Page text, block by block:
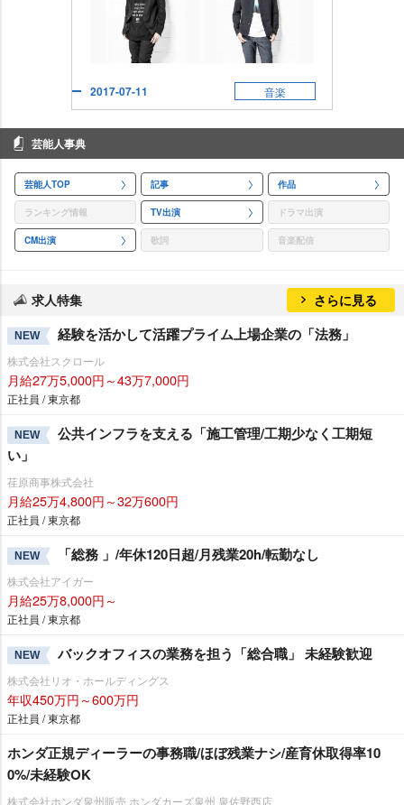
2017-07-11 音楽
芸能人事典
芸能人TOP 記事 作品
ランキング情報 TV出演 ドラマ出演
CM出演 歌詞 音楽配信
求人特集 さらに見る
NEW 経験を活かして活躍プライム上場企業の「法務」
株式会社スクロール
月給27万5,000円～43万7,000円
正社員 / 東京都
NEW
公共インフラを支える「施工管理/工期少なく工期短
い」
荏原商事株式会社
月給25万4,800円～32万600円
正社員 / 東京都
NEW 「総務 」/年休120日超/月残業20h/転勤なし
株式会社アイガー
月給25万8,000円～
正社員 / 東京都
NEW バックオフィスの業務を担う「総合職」 未経験歓迎
株式会社リオ・ホールディングス
年収450万円～600万円
正社員 / 東京都
ホンダ正規ディーラーの事務職/ほぼ残業ナシ/産育休取得率10
0%/未経験OK
株式会社ホンダ泉州販売 ホンダカーズ泉州 泉佐野西店